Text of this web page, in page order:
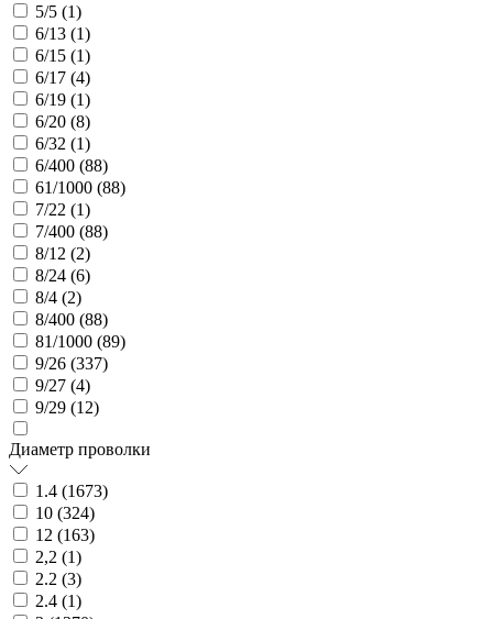
5/5 (1)
6/13 (1)
6/15 (1)
6/17 (4)
6/19 (1)
6/20 (8)
6/32 (1)
6/400 (88)
61/1000 (88)
7/22 (1)
7/400 (88)
8/12 (2)
8/24 (6)
8/4 (2)
8/400 (88)
81/1000 (89)
9/26 (337)
9/27 (4)
9/29 (12)
Диаметр проволки
1.4 (1673)
10 (324)
12 (163)
2,2 (1)
2.2 (3)
2.4 (1)